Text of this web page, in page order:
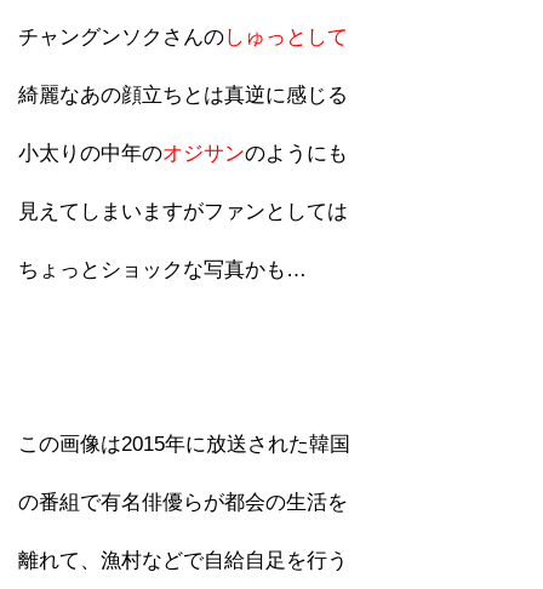
チャングンソクさんのしゅっとして
綺麗なあの顔立ちとは真逆に感じる
小太りの中年のオジサンのようにも
見えてしまいますがファンとしては
ちょっとショックな写真かも…
この画像は2015年に放送された韓国
の番組で有名俳優らが都会の生活を
離れて、漁村などで自給自足を行う